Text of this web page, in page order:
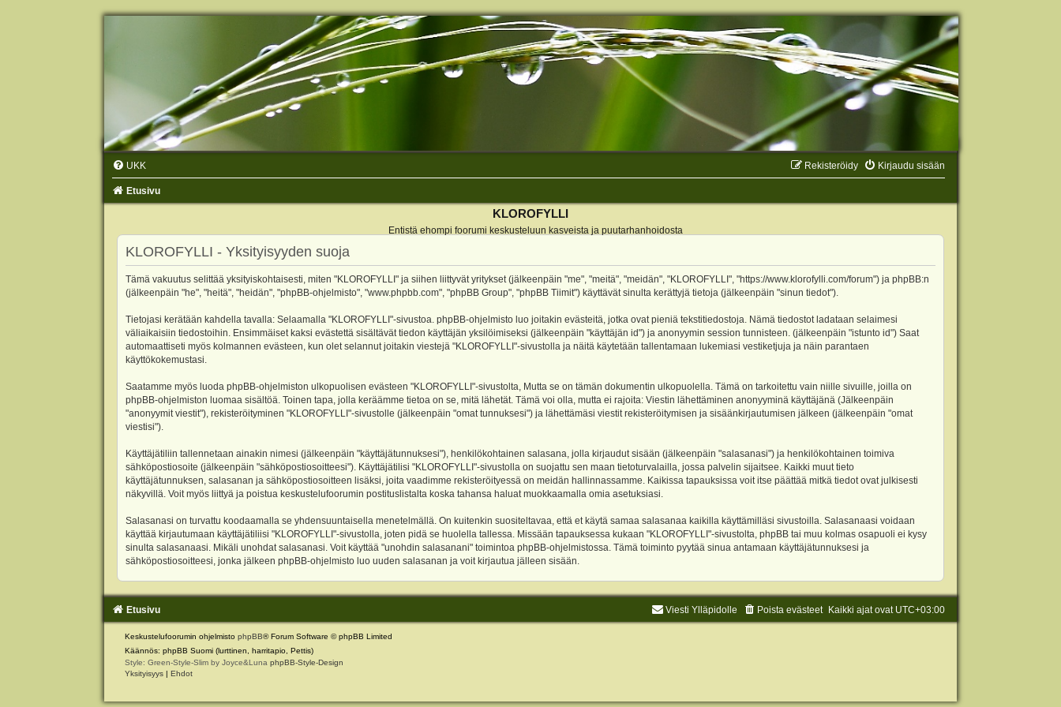
UKK Kirjaudu sisään
Rekisteröidy
Etusivu
KLOROFYLLI
Entistä ehompi foorumi keskusteluun kasveista ja puutarhanhoidosta
KLOROFYLLI - Yksityisyyden suoja
Tämä vakuutus selittää yksityiskohtaisesti, miten "KLOROFYLLI" ja siihen liittyvät yritykset (jälkeenpäin "me", "meitä", "meidän", "KLOROFYLLI", "https://www.klorofylli.com/forum") ja phpBB:n
(jälkeenpäin "he", "heitä", "heidän", "phpBB-ohjelmisto", "www.phpbb.com", "phpBB Group", "phpBB Tiimit") käyttävät sinulta kerättyjä tietoja (jälkeenpäin "sinun tiedot").
Tietojasi kerätään kahdella tavalla: Selaamalla "KLOROFYLLI"-sivustoa. phpBB-ohjelmisto luo joitakin evästeitä, jotka ovat pieniä tekstitiedostoja. Nämä tiedostot ladataan selaimesi
väliaikaisiin tiedostoihin. Ensimmäiset kaksi evästettä sisältävät tiedon käyttäjän yksilöimiseksi (jälkeenpäin "käyttäjän id") ja anonyymin session tunnisteen. (jälkeenpäin "istunto id") Saat
automaattiseti myös kolmannen evästeen, kun olet selannut joitakin viestejä "KLOROFYLLI"-sivustolla ja näitä käytetään tallentamaan lukemiasi vestiketjuja ja näin parantaen
käyttökokemustasi.
Saatamme myös luoda phpBB-ohjelmiston ulkopuolisen evästeen "KLOROFYLLI"-sivustolta, Mutta se on tämän dokumentin ulkopuolella. Tämä on tarkoitettu vain niille sivuille, joilla on
phpBB-ohjelmiston luomaa sisältöä. Toinen tapa, jolla keräämme tietoa on se, mitä lähetät. Tämä voi olla, mutta ei rajoita: Viestin lähettäminen anonyyminä käyttäjänä (Jälkeenpäin
"anonyymit viestit"), rekisteröityminen "KLOROFYLLI"-sivustolle (jälkeenpäin "omat tunnuksesi") ja lähettämäsi viestit rekisteröitymisen ja sisäänkirjautumisen jälkeen (jälkeenpäin "omat
viestisi").
Käyttäjätiliin tallennetaan ainakin nimesi (jälkeenpäin "käyttäjätunnuksesi"), henkilökohtainen salasana, jolla kirjaudut sisään (jälkeenpäin "salasanasi") ja henkilökohtainen toimiva
sähköpostiosoite (jälkeenpäin "sähköpostiosoitteesi"). Käyttäjätilisi "KLOROFYLLI"-sivustolla on suojattu sen maan tietoturvalailla, jossa palvelin sijaitsee. Kaikki muut tieto
käyttäjätunnuksen, salasanan ja sähköpostiosoitteen lisäksi, joita vaadimme rekisteröityessä on meidän hallinnassamme. Kaikissa tapauksissa voit itse päättää mitkä tiedot ovat julkisesti
näkyvillä. Voit myös liittyä ja poistua keskustelufoorumin postituslistalta koska tahansa haluat muokkaamalla omia asetuksiasi.
Salasanasi on turvattu koodaamalla se yhdensuuntaisella menetelmällä. On kuitenkin suositeltavaa, että et käytä samaa salasanaa kaikilla käyttämilläsi sivustoilla. Salasanaasi voidaan
käyttää kirjautumaan käyttäjätiliisi "KLOROFYLLI"-sivustolla, joten pidä se huolella tallessa. Missään tapauksessa kukaan "KLOROFYLLI"-sivustolta, phpBB tai muu kolmas osapuoli ei kysy
sinulta salasanaasi. Mikäli unohdat salasanasi. Voit käyttää "unohdin salasanani" toimintoa phpBB-ohjelmistossa. Tämä toiminto pyytää sinua antamaan käyttäjätunnuksesi ja
sähköpostiosoitteesi, jonka jälkeen phpBB-ohjelmisto luo uuden salasanan ja voit kirjautua jälleen sisään.
Etusivu Kaikki ajat ovat UTC+03:00
Poista evästeet
Viesti Ylläpidolle
Keskustelufoorumin ohjelmisto phpBB® Forum Software © phpBB Limited
Käännös: phpBB Suomi (lurttinen, harritapio, Pettis)
Style: Green-Style-Slim by Joyce&Luna phpBB-Style-Design
Yksityisyys | Ehdot